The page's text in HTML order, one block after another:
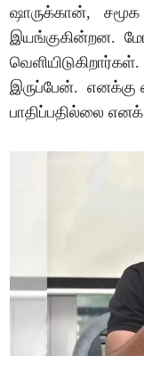
ஷாருக்கான்,
இயங்குகின்றன.
இருப்பேன். எனக்கு
பாதிப்பதில்லை எனக்